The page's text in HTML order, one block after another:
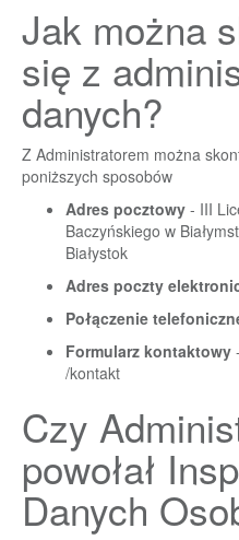
Jak można
się z
danych?
Z Administratorem można
poniższych sposobów
Adres pocztowy - III
Baczyńskiego w
Białystok
Adres poczty
Połączenie
Formularz kontaktowy
/kontakt
Czy
powołał
Danych